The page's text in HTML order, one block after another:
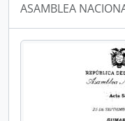
ASAMBLEA